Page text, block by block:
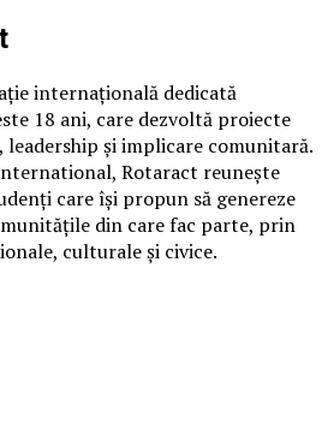
internațională dedicată
18 ani, care dezvoltă proiecte
și implicare comunitară.
Rotaract reunește
care își propun să genereze
din care fac parte, prin
culturale și civice.